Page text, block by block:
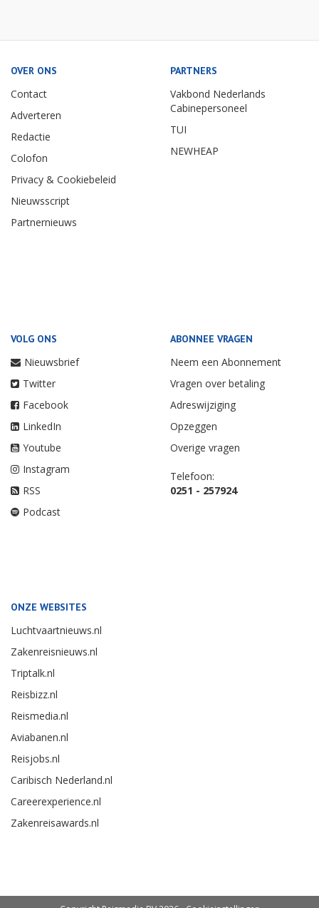
OVER ONS
Contact
Adverteren
Redactie
Colofon
Privacy & Cookiebeleid
Nieuwsscript
Partnernieuws
PARTNERS
Vakbond Nederlands
Cabinepersoneel
TUI
NEWHEAP
VOLG ONS
Nieuwsbrief
Twitter
Facebook
LinkedIn
Youtube
Instagram
RSS
Podcast
ABONNEE VRAGEN
Neem een Abonnement
Vragen over betaling
Adreswijziging
Opzeggen
Overige vragen
Telefoon:
0251 - 257924
ONZE WEBSITES
Luchtvaartnieuws.nl
Zakenreisnieuws.nl
Triptalk.nl
Reisbizz.nl
Reismedia.nl
Aviabanen.nl
Reisjobs.nl
Caribisch Nederland.nl
Careerexperience.nl
Zakenreisawards.nl